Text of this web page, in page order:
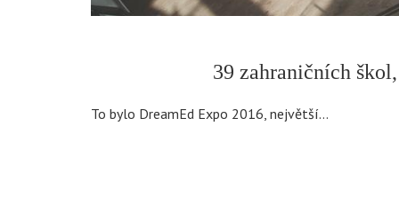
39 zahraničních
To bylo DreamEd Expo 2016, největší…